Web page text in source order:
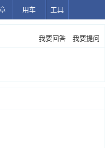
用车 工具
我要回答 我要提问